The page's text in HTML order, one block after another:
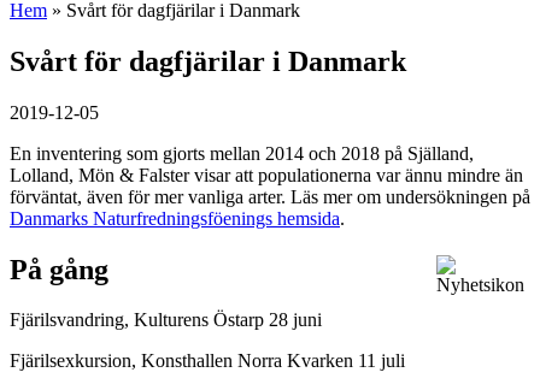
Hem » Svårt för dagfjärilar i Danmark
Svårt för dagfjärilar i Danmark
2019-12-05
En inventering som gjorts mellan 2014 och 2018 på Själland,
Lolland, Mön & Falster visar att populationerna var ännu mindre än
förväntat, även för mer vanliga arter. Läs mer om undersökningen på
Danmarks Naturfredningsföenings hemsida.
På gång
Fjärilsvandring, Kulturens Östarp 28 juni
Fjärilsexkursion, Konsthallen Norra Kvarken 11 juli